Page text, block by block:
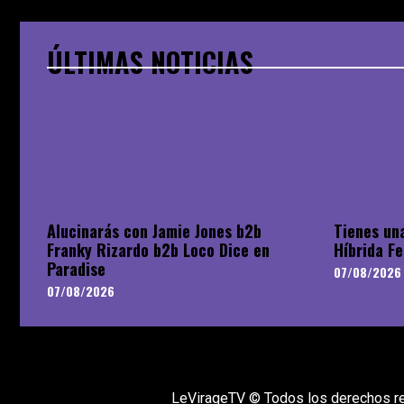
ÚLTIMAS NOTICIAS
Alucinarás con Jamie Jones b2b
Franky Rizardo b2b Loco Dice en
Paradise
07/08/2026
Tienes
Híbrida
07/08/2026
LeVirageTV © Todos los derechos